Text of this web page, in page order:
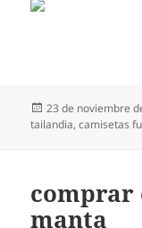
Publicado
el
23 de noviembre
tailandia,camisetas
comprar
manta